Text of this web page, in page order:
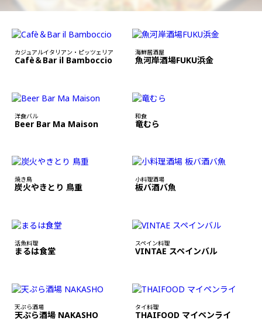
カジュアルイタリアン・ピッツェリア
Cafè＆Bar il Bamboccio
海鮮居酒屋
魚河岸酒場FUKU浜金
洋食バル
Beer Bar Ma Maison
和食
竜むら
焼き鳥
炭火やきとり 鳥重
小料理酒場
板バ酒バ魚
活魚料理
まるは食堂
スペイン料理
VINTAE スペインバル
天ぷら酒場
天ぷら酒場 NAKASHO
タイ料理
THAIFOOD マイペンライ